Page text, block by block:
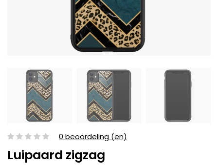
0 beoordeling (en)
Luipaard zigzag